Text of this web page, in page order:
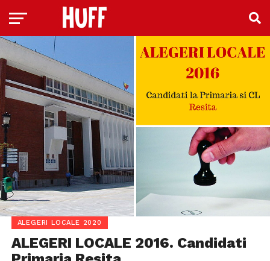
ALEGERI LOCALE 2020
ALEGERI LOCALE 2016. Candidati